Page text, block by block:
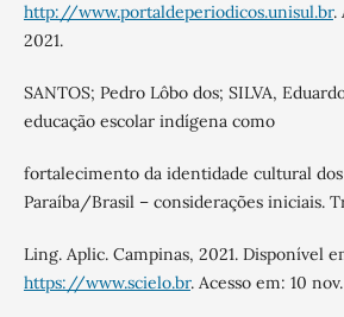
http://www.portaldeperiodicos.unisul.br.
2021.
SANTOS; Pedro Lôbo dos; SILVA,
educação escolar indígena como
fortalecimento da identidade cultural
Paraíba/Brasil – considerações iniciais.
Ling. Aplic. Campinas, 2021. Disponível
https://www.scielo.br. Acesso em: 10